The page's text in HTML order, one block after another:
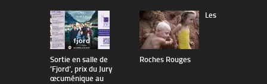
Sortie en salle de
’Fjord’, prix du Jury
œcuménique au
Les
Roches Rouges